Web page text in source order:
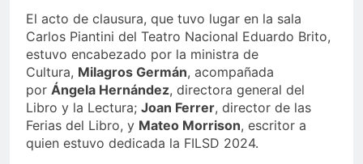
El acto de clausura, que tuvo lugar en la sala
Carlos Piantini del Teatro Nacional Eduardo Brito,
estuvo encabezado por la ministra de
Cultura, Milagros Germán, acompañada
por Ángela Hernández, directora general del
Libro y la Lectura; Joan Ferrer, director de las
Ferias del Libro, y Mateo Morrison, escritor a
quien estuvo dedicada la FILSD 2024.